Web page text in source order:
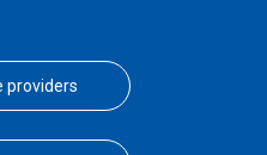
providers